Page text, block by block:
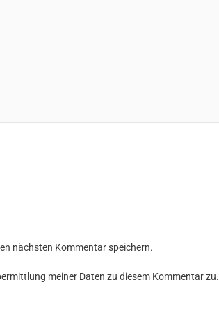
nächsten Kommentar speichern.
meiner Daten zu diesem Kommentar zu.